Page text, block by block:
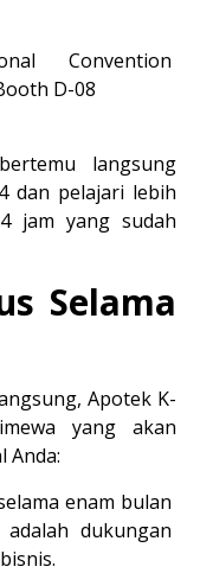
Convention
D-08
langsung
dan pelajari lebih
jam yang sudah
Selama
Apotek K-
yang akan
Anda:
enam bulan
dukungan